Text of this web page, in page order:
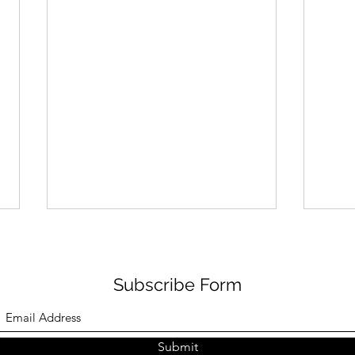
「食
Subscribe Form
Submit